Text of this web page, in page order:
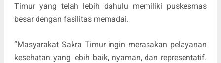
Timur yang telah lebih dahulu memiliki puskesmas
besar dengan fasilitas memadai.
“Masyarakat Sakra Timur ingin merasakan pelayanan
kesehatan yang lebih baik, nyaman, dan representatif.